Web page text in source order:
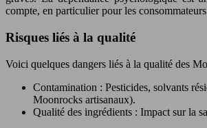
compte, en particulier pour les
Risques liés à la qualité
Voici quelques dangers liés à la qualité des
Contamination : Pesticides, solvants
Moonrocks artisanaux).
Qualité des ingrédients : Impact sur la